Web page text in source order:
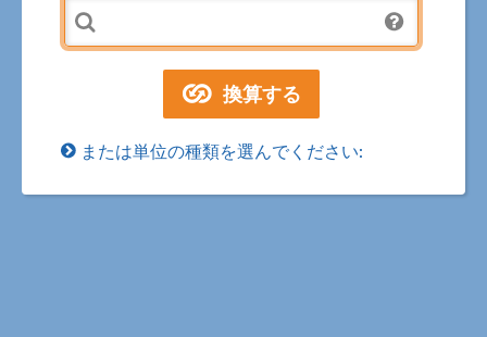
または単位の種類を選んでください: